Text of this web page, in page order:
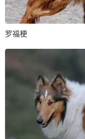
罗福梗